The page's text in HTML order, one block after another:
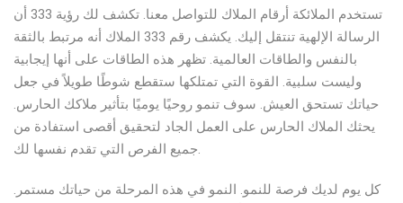
تستخدم الملائكة أرقام الملاك للتواصل معنا. تكشف لك رؤية 333 أن
الرسالة الإلهية تنتقل إليك. يكشف رقم 333 الملاك أنه مرتبط بالثقة
بالنفس والطاقات العالمية. تظهر هذه الطاقات على أنها إيجابية
وليست سلبية. القوة التي تمتلكها ستقطع شوطًا طويلاً في جعل
حياتك تستحق العيش. سوف تنمو روحيًا يوميًا بتأثير ملاكك الحارس.
يحثك الملاك الحارس على العمل الجاد لتحقيق أقصى استفادة من
جميع الفرص التي تقدم نفسها لك.
كل يوم لديك فرصة للنمو. النمو في هذه المرحلة من حياتك مستمر.